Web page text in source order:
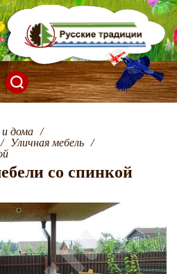
и дома /
/ Уличная мебель /
со спинкой